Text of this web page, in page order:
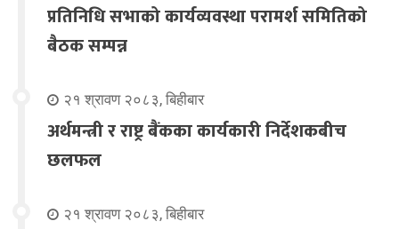
प्रतिनिधि सभाको कार्यव्यवस्था परामर्श समितिको
बैठक सम्पन्न
२१ श्रावण २०८३, बिहीबार
अर्थमन्त्री र राष्ट्र बैंकका कार्यकारी निर्देशकबीच
छलफल
२१ श्रावण २०८३, बिहीबार